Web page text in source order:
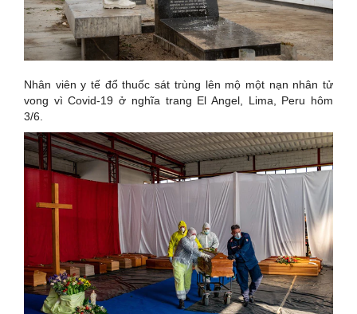
Nhân viên y tế đổ thuốc sát trùng lên mộ một nạn nhân tử
vong vì Covid-19 ở nghĩa trang El Angel, Lima, Peru hôm
3/6.